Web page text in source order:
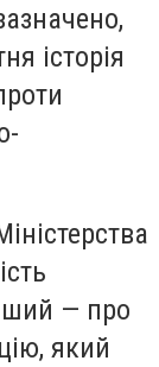
історія
— про
який